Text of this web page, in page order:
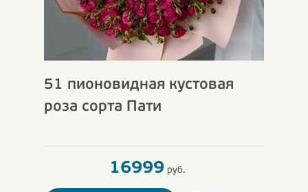
51 пионовидная кустовая
роза сорта Пати
16999 руб.